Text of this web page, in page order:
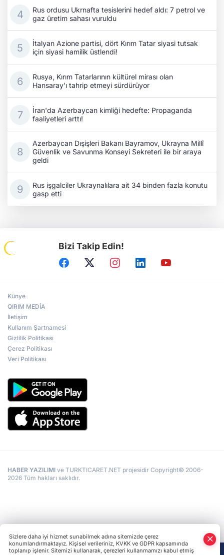
Rus ordusu Ukrnafta tesislerini hedef aldı: 7 petrol ve
gaz üretim sahası vuruldu
İtalyan Azione partisi, dört Kırım Tatar siyasi tutsak
için siyasi hamilik üstlendi!
Rusya, Kırım Tatarlarının kültürel mirası olan
Hansaray'ı tahrip etmeyi sürdürüyor
İran'da Azerbaycan kimliği hedefte: Propaganda
faaliyetleri arttı!
Azerbaycan Dışişleri Bakanı Bayramov, Ukrayna Millî
Güvenlik ve Savunma Konseyi Sekreteri ile bir araya
geldi
Rus işgalciler Ukraynalılara ait 34 binden fazla konutu
gasp etti
Bizi Takip Edin!
Künye
QIRIM MEDİA
İletişim
Kullanım Şartnamesi
Gizlilik Politikası
Çerez Politikası
Veri Politikası
HABER YAZILIMI ve TURKTICARET.NET projesidir Copyright© 2006-
2026 Tüm hakları saklıdır.
Sizlere daha iyi hizmet sunabilmek adına sitemizde çerez
konumlandırmaktayız. Kişisel verileriniz, KVKK ve GDPR kapsamında
toplanıp işlenir. Sitemizi kullanarak, çerezleri kullanmamızı kabul etmiş